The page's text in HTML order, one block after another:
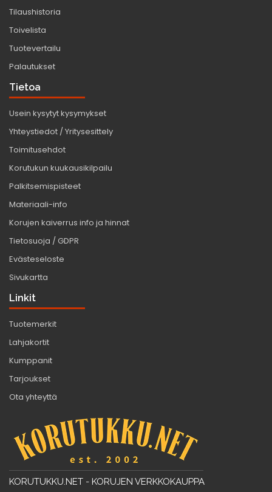
Tilaushistoria
Toivelista
Tuotevertailu
Palautukset
Tietoa
Usein kysytyt kysymykset
Yhteystiedot / Yritysesittely
Toimitusehdot
Korutukun kuukausikilpailu
Palkitsemispisteet
Materiaali-info
Korujen kaiverrus info ja hinnat
Tietosuoja / GDPR
Evästeseloste
Sivukartta
Linkit
Tuotemerkit
Lahjakortit
Kumppanit
Tarjoukset
Ota yhteyttä
KORUTUKKU.NET - KORUJEN VERKKOKAUPPA